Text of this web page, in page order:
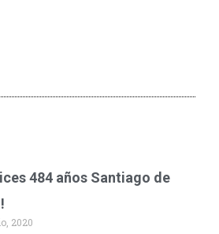
484 años Santiago de
2020